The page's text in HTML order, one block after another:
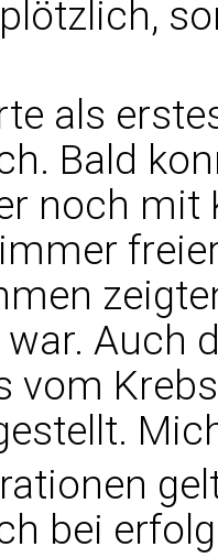
als
Bald
noch mit
Auch
vom
bei